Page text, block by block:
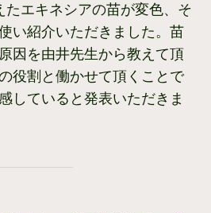
たエキネシアの苗が変色、そ
い紹介いただきました。苗
因を由井先生から教えて頂
役割と働かせて頂くことで
していると発表いただきま